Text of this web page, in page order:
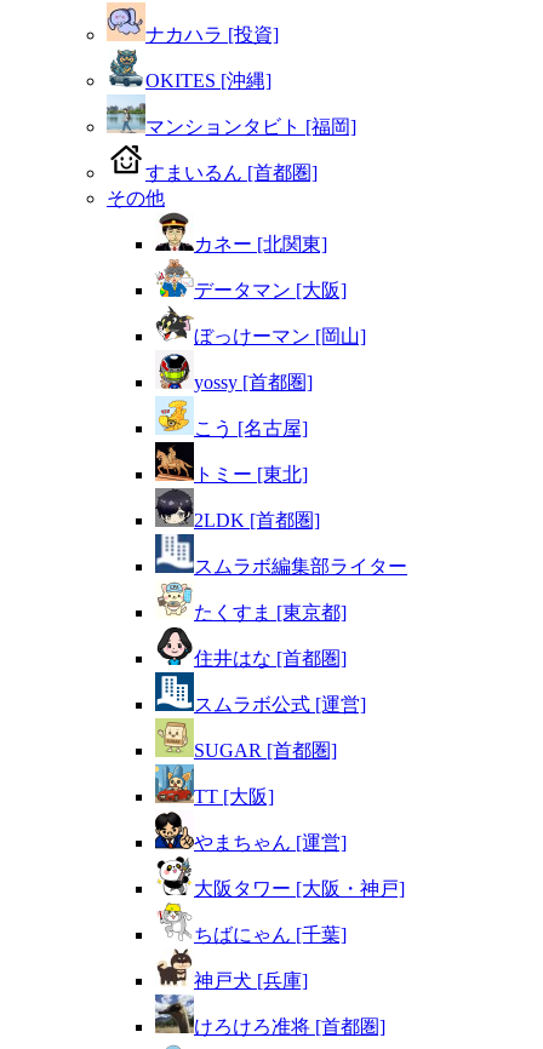
ナカハラ [投資]
OKITES [沖縄]
マンションタビト [福岡]
すまいるん [首都圏]
その他
カネー [北関東]
データマン [大阪]
ぼっけーマン [岡山]
yossy [首都圏]
こう [名古屋]
トミー [東北]
2LDK [首都圏]
スムラボ編集部ライター
たくすま [東京都]
住井はな [首都圏]
スムラボ公式 [運営]
SUGAR [首都圏]
TT [大阪]
やまちゃん [運営]
大阪タワー [大阪・神戸]
ちばにゃん [千葉]
神戸犬 [兵庫]
けろけろ准将 [首都圏]